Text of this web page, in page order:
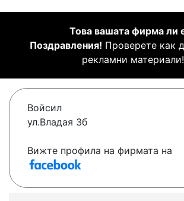
Това вашата фирма ли
Поздравления! Проверете как
рекламни материали!
Войсил
ул.Владая 3б
Вижте профила на фирмата на